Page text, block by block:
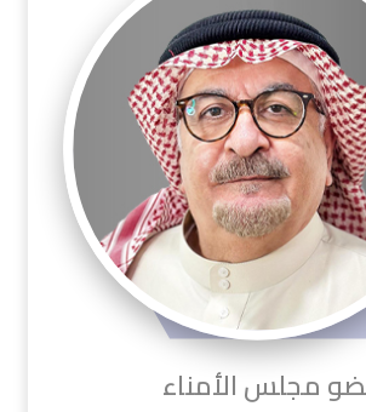
مجلس الأمناء